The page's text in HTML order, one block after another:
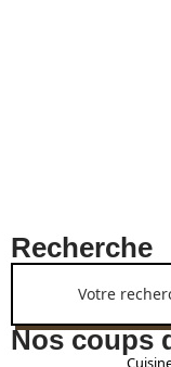
Recherche
Nos coups